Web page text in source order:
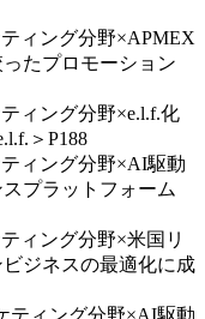
ィング分野×APMEX
たプロモーション
ィング分野×e.l.f.化
＞P188
ィング分野×AI駆動
プラットフォーム
ィング分野×米国リ
ジネスの最適化に成
ティング分野×AI駆動